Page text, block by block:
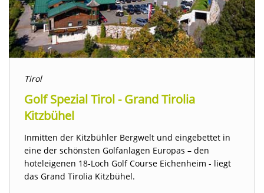
Tirol
Golf Spezial Tirol - Grand Tirolia
Kitzbühel
Inmitten der Kitzbühler Bergwelt und eingebettet in
eine der schönsten Golfanlagen Europas – den
hoteleigenen 18-Loch Golf Course Eichenheim - liegt
das Grand Tirolia Kitzbühel.